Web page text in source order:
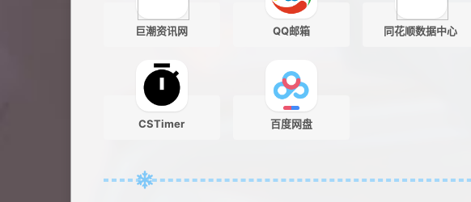
巨潮资讯网 QQ邮箱 同花顺数据中心
CSTimer 百度网盘